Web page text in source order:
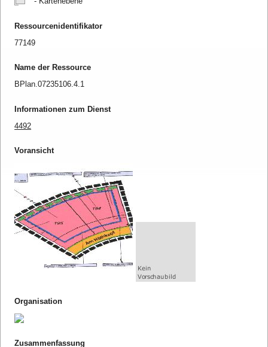
Ressourcenidentifikator
77149
Name der Ressource
BPlan.07235106.4.1
Informationen zum Dienst
4492
Voransicht
Organisation
Zusammenfassung